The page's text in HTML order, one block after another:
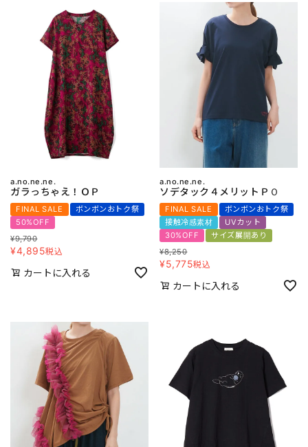
a.no.ne.ne.
ガラっちゃえ！ＯＰ
FINAL SALE
ボンボンおトク祭
50%OFF
¥9,790
¥4,895税込
カートに入れる
a.no.ne.ne.
ソデタック４メリットＰＯ
FINAL SALE
ボンボンおトク祭
接触冷感素材
UVカット
30%OFF
サイズ展開あり
¥8,250
¥5,775税込
カートに入れる